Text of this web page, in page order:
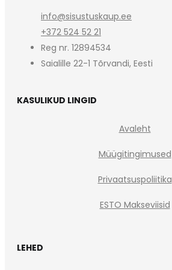
info@sisustuskaup.ee
+372 524 52 21
Reg nr. 12894534
Saialille 22-1 Tõrvandi, Eesti
KASULIKUD LINGID
Avaleht
Müügitingimused
Privaatsuspoliitika
ESTO Makseviisid
LEHED